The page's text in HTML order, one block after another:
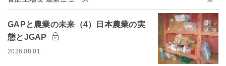
GAPと農業の未来（4）日本農業の実
態とJGAP
2026.08.01